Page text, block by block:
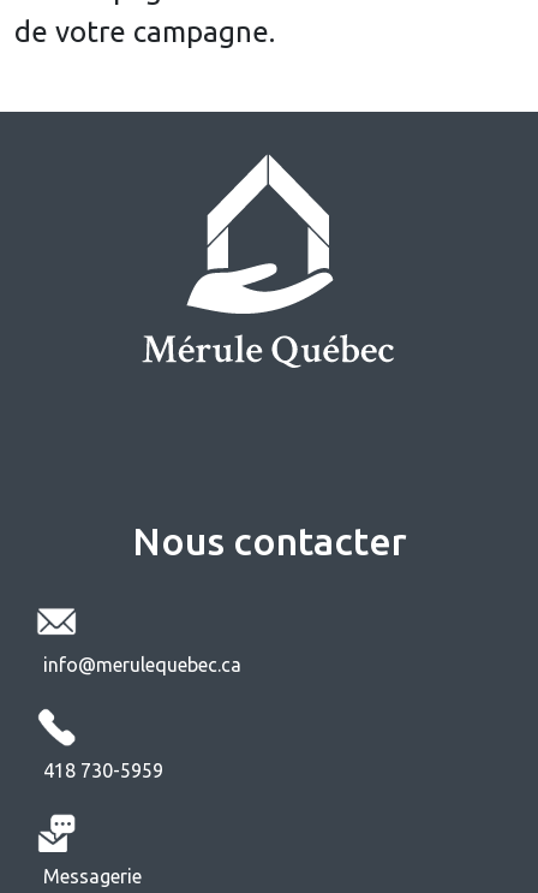
de votre campagne.
Nous contacter
info@merulequebec.ca
418 730-5959
Messagerie